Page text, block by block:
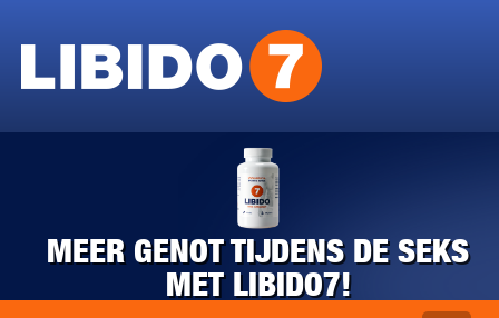
MEER GENOT TIJDENS DE SEKS
MET LIBIDO7!